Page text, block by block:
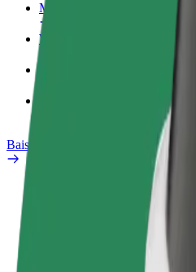
Manufaa
Wasifu wa kazi
Baiskeli ya umeme
Maswali yanayoulizwa sana